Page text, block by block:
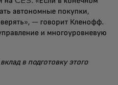
автономные покупки,
— говорит Кленофф.
и многоуровневую
в подготовку этого